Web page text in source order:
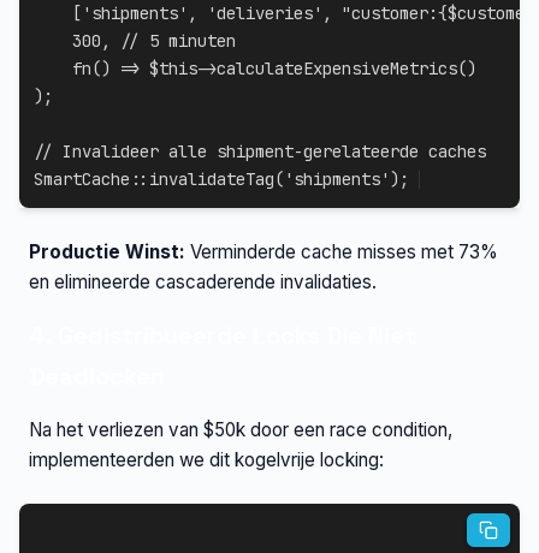
[ 'shipments' , 'deliveries' , "customer:{
300 ,
// 5 minuten
fn() => $this->calculateExpensiveMetrics()
) ;
// Invalideer alle shipment-gerelateerde caches
SmartCache :: invalidateTag( 'shipments' ) ;
Productie Winst: Verminderde cache misses met 73%
en elimineerde cascaderende invalidaties.
Na het verliezen van $50k door een race condition,
implementeerden we dit kogelvrije locking: